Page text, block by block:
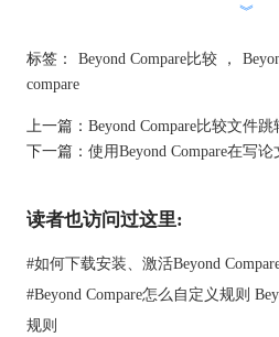
︾
标签： Beyond Compare比较 ，
compare
上一篇： Beyond Compare比较文件
下一篇： 使用Beyond Compare在写
读者也访问过这里:
#如何下载安装、激活Beyond
#Beyond Compare怎么自定义规则
规则